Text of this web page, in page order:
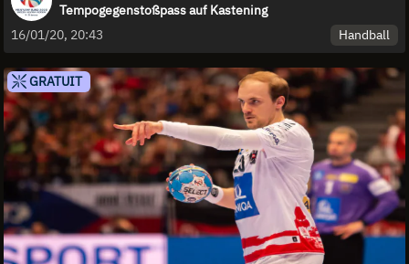
Tempogegenstoßpass auf Kastening
16/01/20, 20:43
Handball
GRATUIT